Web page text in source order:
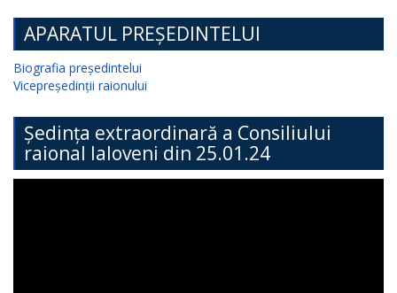
APARATUL PREȘEDINTELUI
Biografia președintelui
Vicepreședinții raionului
Ședința extraordinară a Consiliului
raional Ialoveni din 25.01.24